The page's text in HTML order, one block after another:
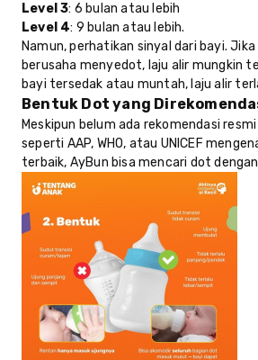
Level 3: 6 bulan atau lebih
Level 4: 9 bulan atau lebih.
Namun, perhatikan sinyal dari bayi.
berusaha menyedot, laju alir mungkin
bayi tersedak atau muntah, laju alir
Bentuk Dot yang
Meskipun belum ada rekomendasi
seperti AAP, WHO, atau UNICEF
terbaik, AyBun bisa mencari dot